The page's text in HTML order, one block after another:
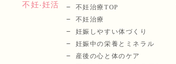
不妊‧妊活
不妊治療TOP
不妊治療
妊娠しやすい体づくり
妊娠中の栄養とミネラル
産後の⼼と体のケア